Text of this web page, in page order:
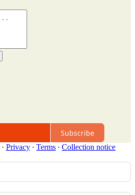
Subscribe
· Privacy ∙ Terms ∙ Collection notice